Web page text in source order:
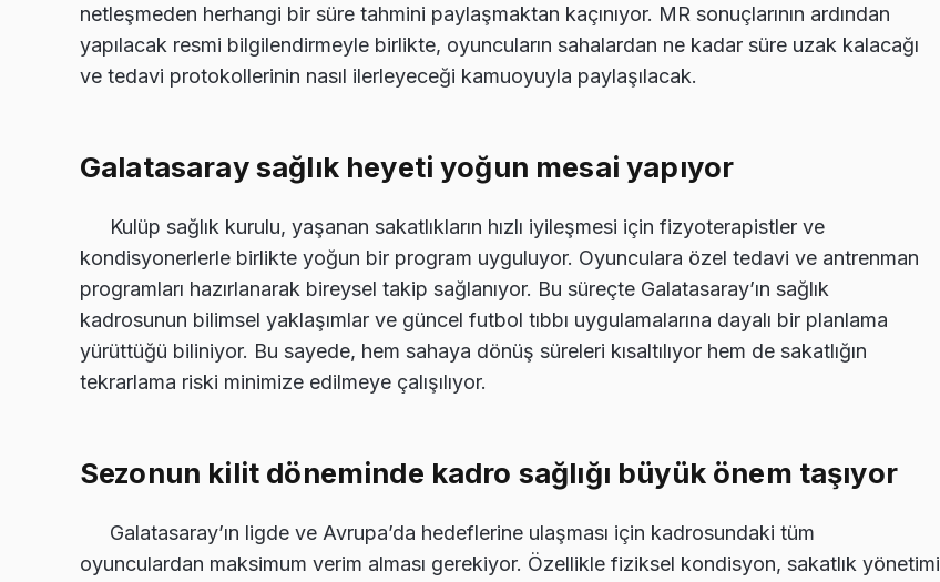
netleşmeden herhangi bir süre tahmini paylaşmaktan kaçınıyor. MR sonuçlarının ardından
yapılacak resmi bilgilendirmeyle birlikte, oyuncuların sahalardan ne kadar süre uzak kalacağı
ve tedavi protokollerinin nasıl ilerleyeceği kamuoyuyla paylaşılacak.
Galatasaray sağlık heyeti yoğun mesai yapıyor
Kulüp sağlık kurulu, yaşanan sakatlıkların hızlı iyileşmesi için fizyoterapistler ve
kondisyonerlerle birlikte yoğun bir program uyguluyor. Oyunculara özel tedavi ve antrenman
programları hazırlanarak bireysel takip sağlanıyor. Bu süreçte Galatasaray’ın sağlık
kadrosunun bilimsel yaklaşımlar ve güncel futbol tıbbı uygulamalarına dayalı bir planlama
yürüttüğü biliniyor. Bu sayede, hem sahaya dönüş süreleri kısaltılıyor hem de sakatlığın
tekrarlama riski minimize edilmeye çalışılıyor.
Sezonun kilit döneminde kadro sağlığı büyük önem taşıyor
Galatasaray’ın ligde ve Avrupa’da hedeflerine ulaşması için kadrosundaki tüm
oyunculardan maksimum verim alması gerekiyor. Özellikle fiziksel kondisyon, sakatlık yönetimi